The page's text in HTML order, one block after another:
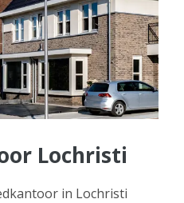
Lochristi
in Lochristi